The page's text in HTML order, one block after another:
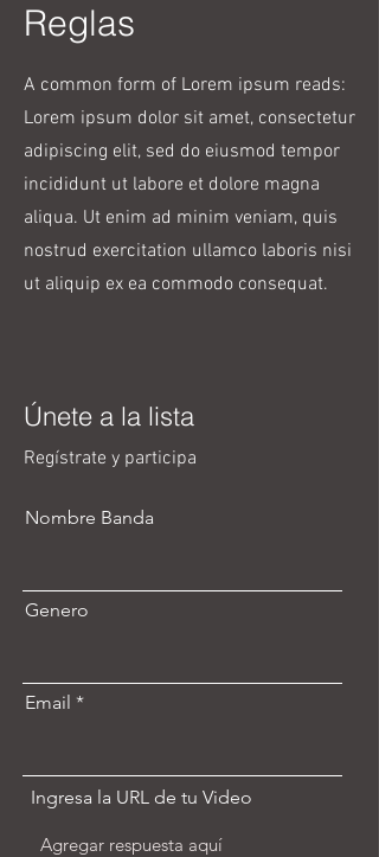
Reglas
A common form of Lorem ipsum reads:
Lorem ipsum dolor sit amet, consectetur
adipiscing elit, sed do eiusmod tempor
incididunt ut labore et dolore magna
aliqua. Ut enim ad minim veniam, quis
nostrud exercitation ullamco laboris nisi
ut aliquip ex ea commodo consequat.
Únete a la lista
Regístrate y participa
Nombre Banda
Genero
Email
Ingresa la URL de tu Video